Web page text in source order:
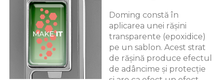
Doming constă în
aplicarea unei rășini
transparente (epoxidice)
pe un sablon. Acest strat
de rășină produce efectul
de adâncime și protecție